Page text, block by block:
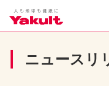
ニュースリ